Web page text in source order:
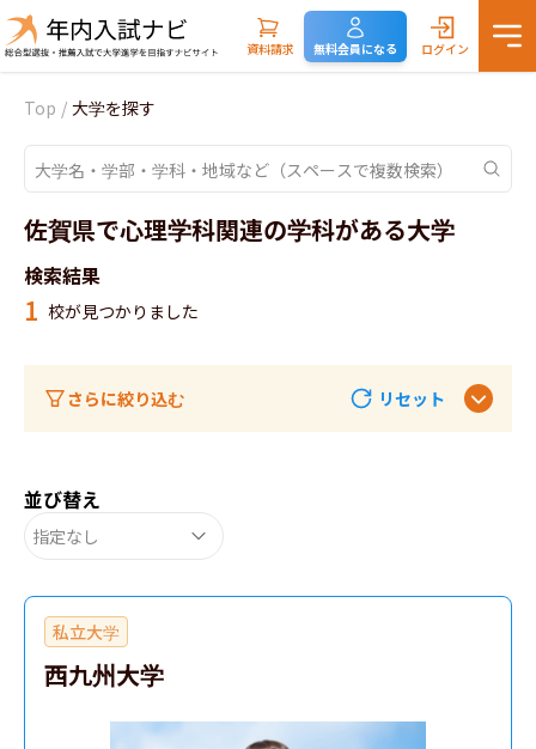
資料請求 無料会員になる ログイン
Top / 大学を探す
佐賀県で心理学科関連の学科がある大学
検索結果
1 校が見つかりました
さらに絞り込む リセット
並び替え
指定なし
私立大学
西九州大学